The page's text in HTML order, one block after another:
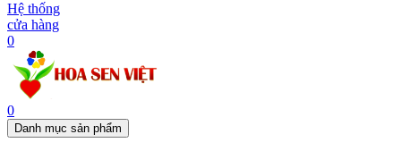
Hệ thống
cửa hàng
0
0
Danh mục sản phẩm